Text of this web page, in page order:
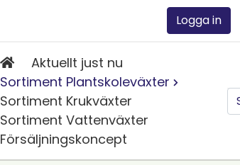
Logga in
Aktuellt just nu
Sortiment Plantskoleväxter
Sortiment Krukväxter
Sortiment Vattenväxter
Försäljningskoncept